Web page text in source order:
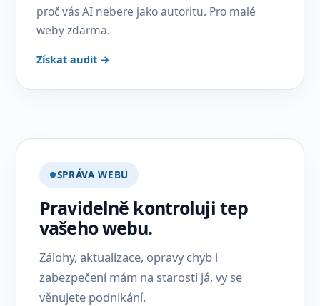
proč vás AI nebere jako autoritu. Pro malé
weby zdarma.
Získat audit →
SPRÁVA WEBU
Pravidelně kontroluji tep
vašeho webu.
Zálohy, aktualizace, opravy chyb i
zabezpečení mám na starosti já, vy se
věnujete podnikání.